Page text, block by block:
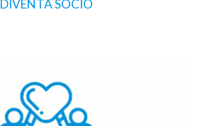
DIVENTA SOCIO